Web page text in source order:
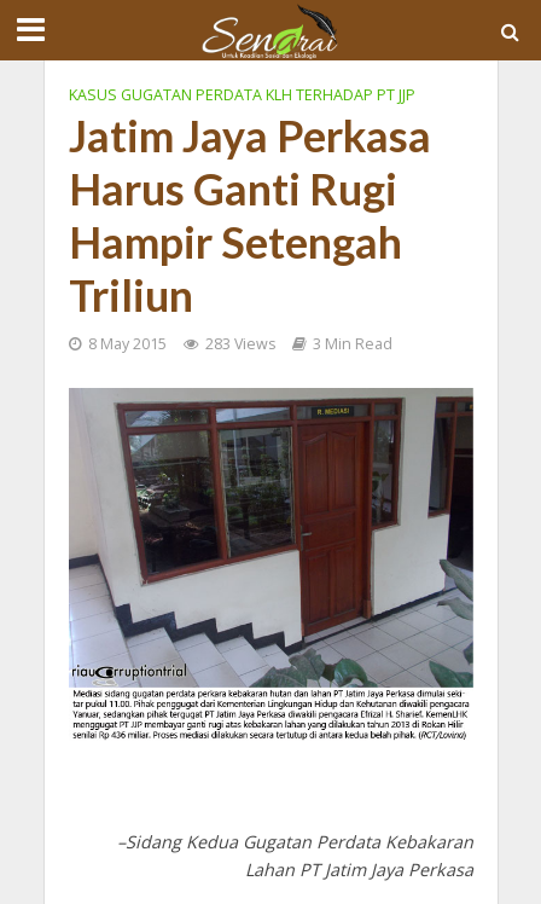
KASUS GUGATAN PERDATA KLH TERHADAP PT JJP
Jatim Jaya Perkasa
Harus Ganti Rugi
Hampir Setengah
Triliun
8 May 2015 283 Views 3 Min Read
–Sidang Kedua Gugatan Perdata Kebakaran
Lahan PT Jatim Jaya Perkasa